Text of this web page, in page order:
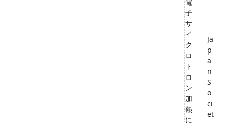
子
サ
イ
ク
ロ
ト
ロ
ン
加
熱
に
Ja
p
a
n
S
o
ci
et